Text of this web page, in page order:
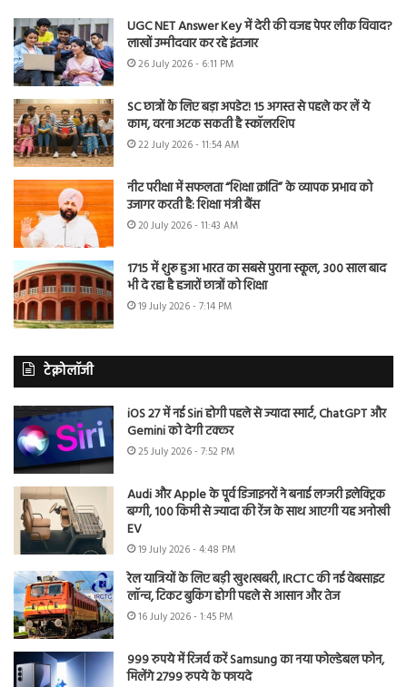
UGC NET Answer Key में देरी की वजह पेपर लीक विवाद?
लाखों उम्मीदवार कर रहे इंतजार
26 July 2026 - 6:11 PM
SC छात्रों के लिए बड़ा अपडेट! 15 अगस्त से पहले कर लें ये
काम, वरना अटक सकती है स्कॉलरशिप
22 July 2026 - 11:54 AM
नीट परीक्षा में सफलता “शिक्षा क्रांति” के व्यापक प्रभाव को
उजागर करती है: शिक्षा मंत्री बैंस
20 July 2026 - 11:43 AM
1715 में शुरू हुआ भारत का सबसे पुराना स्कूल, 300 साल बाद
भी दे रहा है हजारों छात्रों को शिक्षा
19 July 2026 - 7:14 PM
टेक्नोलॉजी
iOS 27 में नई Siri होगी पहले से ज्यादा स्मार्ट, ChatGPT और
Gemini को देगी टक्कर
25 July 2026 - 7:52 PM
Audi और Apple के पूर्व डिजाइनरों ने बनाई लग्जरी इलेक्ट्रिक
बग्गी, 100 किमी से ज्यादा की रेंज के साथ आएगी यह अनोखी
EV
19 July 2026 - 4:48 PM
रेल यात्रियों के लिए बड़ी खुशखबरी, IRCTC की नई वेबसाइट
लॉन्च, टिकट बुकिंग होगी पहले से आसान और तेज
16 July 2026 - 1:45 PM
999 रुपये में रिजर्व करें Samsung का नया फोल्डेबल फोन,
मिलेंगे 2799 रुपये के फायदे